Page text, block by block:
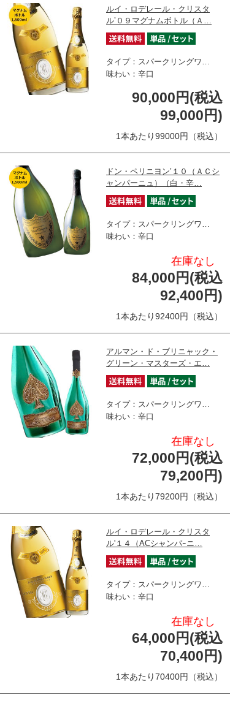
ルイ・ロデレール・クリスタ
ル’０９マグナムボトル（Ａ…
タイプ：スパークリングワ…
味わい：辛口
90,000円(税込
99,000円)
1本あたり99000円（税込）
ドン・ペリニヨン’１０（ＡＣシ
ャンパーニュ）（白・辛…
タイプ：スパークリングワ…
味わい：辛口
在庫なし
84,000円(税込
92,400円)
1本あたり92400円（税込）
アルマン・ド・ブリニャック・
グリーン・マスターズ・エ…
タイプ：スパークリングワ…
味わい：辛口
在庫なし
72,000円(税込
79,200円)
1本あたり79200円（税込）
ルイ・ロデレール・クリスタ
ル'１４（ACシャンパｰニ…
タイプ：スパークリングワ…
味わい：辛口
在庫なし
64,000円(税込
70,400円)
1本あたり70400円（税込）